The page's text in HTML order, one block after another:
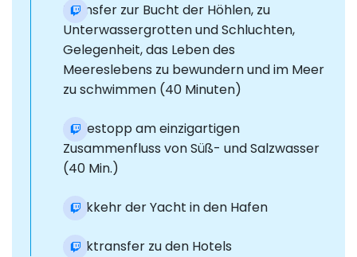
Transfer zur Bucht der Höhlen, zu
Unterwassergrotten und Schluchten,
Gelegenheit, das Leben des
Meereslebens zu bewundern und im Meer
zu schwimmen (40 Minuten)
Badestopp am einzigartigen
Zusammenfluss von Süß- und Salzwasser
(40 Min.)
Rückkehr der Yacht in den Hafen
Rücktransfer zu den Hotels